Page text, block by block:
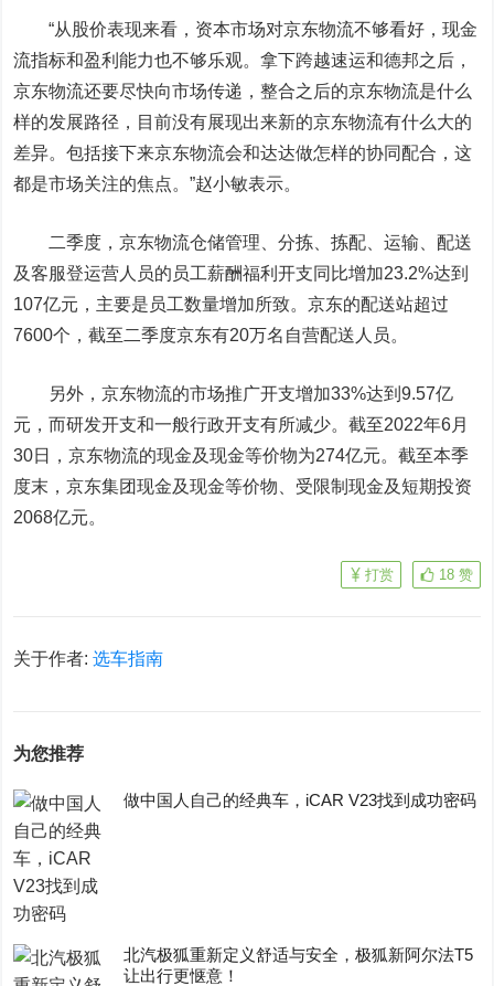
“从股价表现来看，资本市场对京东物流不够看好，现金
流指标和盈利能力也不够乐观。拿下跨越速运和德邦之后，
京东物流还要尽快向市场传递，整合之后的京东物流是什么
样的发展路径，目前没有展现出来新的京东物流有什么大的
差异。包括接下来京东物流会和达达做怎样的协同配合，这
都是市场关注的焦点。”赵小敏表示。
二季度，京东物流仓储管理、分拣、拣配、运输、配送
及客服登运营人员的员工薪酬福利开支同比增加23.2%达到
107亿元，主要是员工数量增加所致。京东的配送站超过
7600个，截至二季度京东有20万名自营配送人员。
另外，京东物流的市场推广开支增加33%达到9.57亿
元，而研发开支和一般行政开支有所减少。截至2022年6月
30日，京东物流的现金及现金等价物为274亿元。截至本季
度末，京东集团现金及现金等价物、受限制现金及短期投资
2068亿元。
18 赞
打赏
关于作者:选车指南
为您推荐
做中国人自己的经典车，iCAR V23找到成功密码
​北汽极狐重新定义舒适与安全，极狐新阿尔法T5
让出行更惬意！